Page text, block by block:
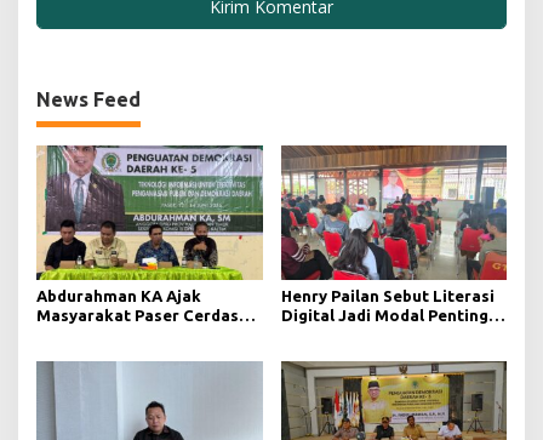
News Feed
Abdurahman KA Ajak
Masyarakat Paser Cerdas
Henry Pailan Sebut Literasi
Digital Jadi Modal Penting